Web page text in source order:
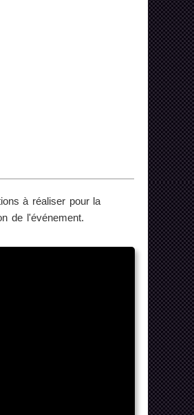
à réaliser pour la
de l'événement.